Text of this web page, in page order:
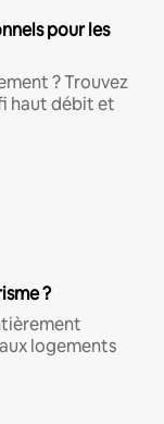
pour les
? Trouvez
haut débit et
?
logements